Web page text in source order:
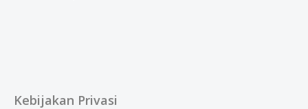
Kebijakan Privasi